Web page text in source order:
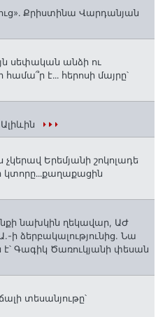
Քրիստինա Վարդանյան
սեփական անձի ու
է․․․ հերոսի մայրը՝
Երեմյանի շոկոլադե
կտորը․․․քաղաքացին
նախկին ղեկավար, ԱԺ
ձերբակալությունից. Նա
է՝ Գագիկ Ծառուկյանի փեսան
տեսանյութը՝